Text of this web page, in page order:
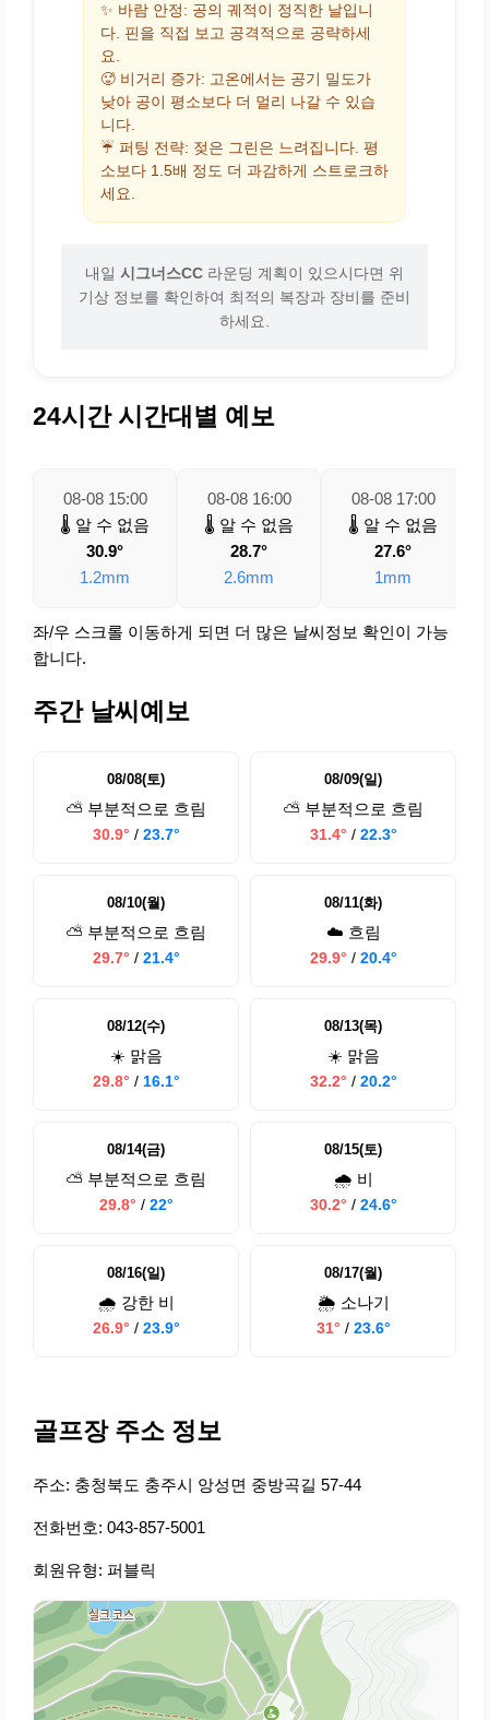
✨ 바람 안정: 공의 궤적이 정직한 날입니
다. 핀을 직접 보고 공격적으로 공략하세
요.
🥵 비거리 증가: 고온에서는 공기 밀도가
낮아 공이 평소보다 더 멀리 나갈 수 있습
니다.
☔ 퍼팅 전략: 젖은 그린은 느려집니다. 평
소보다 1.5배 정도 더 과감하게 스트로크하
세요.
내일 시그너스CC 라운딩 계획이 있으시다면 위
기상 정보를 확인하여 최적의 복장과 장비를 준비
하세요.
24시간 시간대별 예보
08-08 15:00
🌡️ 알 수 없음
30.9°
1.2mm
08-08 16:00
🌡️ 알 수 없음
28.7°
2.6mm
08-08 17:00
🌡️ 알 수 없음
27.6°
1mm
좌/우 스크롤 이동하게 되면 더 많은 날씨정보 확인이 가능
합니다.
주간 날씨예보
08/08(토)
⛅ 부분적으로 흐림
30.9° / 23.7°
08/09(일)
⛅ 부분적으로 흐림
31.4° / 22.3°
08/10(월)
⛅ 부분적으로 흐림
29.7° / 21.4°
08/11(화)
☁️ 흐림
29.9° / 20.4°
08/12(수)
☀️ 맑음
29.8° / 16.1°
08/13(목)
☀️ 맑음
32.2° / 20.2°
08/14(금)
⛅ 부분적으로 흐림
29.8° / 22°
08/15(토)
🌧️ 비
30.2° / 24.6°
08/16(일)
🌧️ 강한 비
26.9° / 23.9°
08/17(월)
🌦️ 소나기
31° / 23.6°
골프장 주소 정보
주소: 충청북도 충주시 앙성면 중방곡길 57-44
전화번호: 043-857-5001
회원유형: 퍼블릭